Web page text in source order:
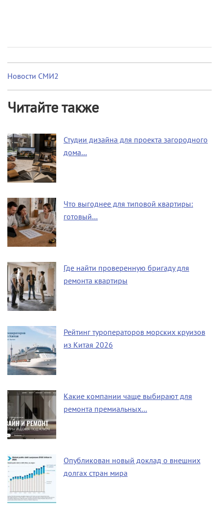
Новости СМИ2
Читайте также
Студии дизайна для проекта загородного
дома…
Что выгоднее для типовой квартиры:
готовый…
Где найти проверенную бригаду для
ремонта квартиры
Рейтинг туроператоров морских круизов
из Китая 2026
Какие компании чаще выбирают для
ремонта премиальных…
Опубликован новый доклад о внешних
долгах стран мира